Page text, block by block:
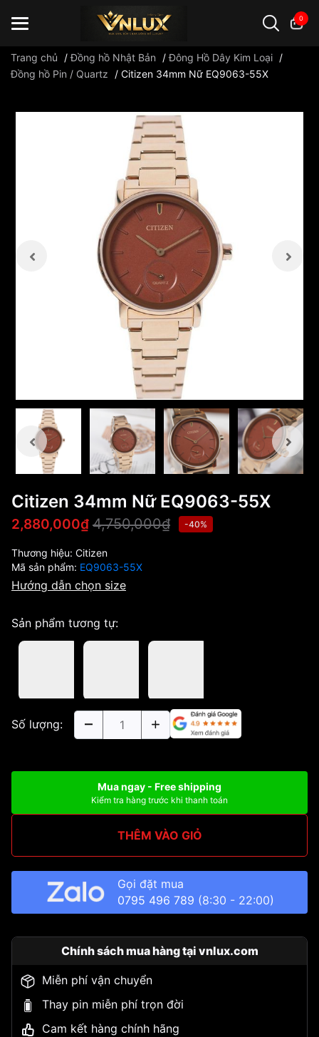
0
Trang chủ /Đồng hồ Nhật Bản /Đông Hồ Dây Kim Loại /
Đồng hồ Pin / Quartz
/ Citizen 34mm Nữ EQ9063-55X
Citizen 34mm Nữ EQ9063-55X
2,880,000₫ 4,750,000₫ -40%
Thương hiệu: Citizen
Mã sản phẩm: EQ9063-55X
Hướng dẫn chọn size
Sản phẩm tương tự:
Số lượng:
Mua ngay - Free shipping
Kiểm tra hàng trước khi thanh toán
THÊM VÀO GIỎ
Gọi đặt mua
0795 496 789 (8:30 - 22:00)
Chính sách mua hàng tại vnlux.com
Miễn phí vận chuyển
Thay pin miễn phí trọn đời
Cam kết hàng chính hãng